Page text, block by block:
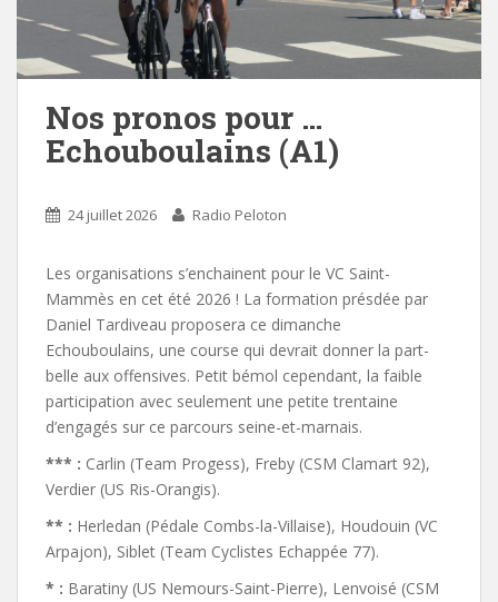
Nos pronos pour …
Echouboulains (A1)
24 juillet 2026 Radio Peloton
Les organisations s’enchainent pour le VC Saint-
Mammès en cet été 2026 ! La formation présdée par
Daniel Tardiveau proposera ce dimanche
Echouboulains, une course qui devrait donner la part-
belle aux offensives. Petit bémol cependant, la faible
participation avec seulement une petite trentaine
d’engagés sur ce parcours seine-et-marnais.
*** : Carlin (Team Progess), Freby (CSM Clamart 92),
Verdier (US Ris-Orangis).
** : Herledan (Pédale Combs-la-Villaise), Houdouin (VC
Arpajon), Siblet (Team Cyclistes Echappée 77).
* : Baratiny (US Nemours-Saint-Pierre), Lenvoisé (CSM